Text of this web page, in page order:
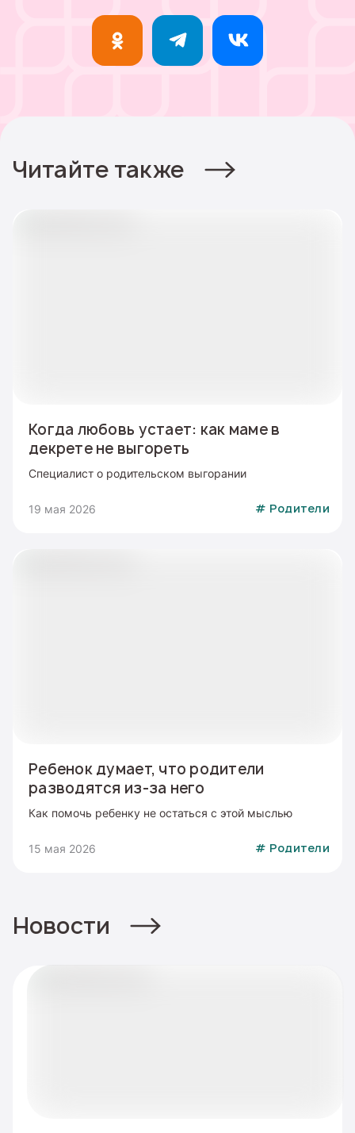
Читайте также
Когда любовь устает: как маме в
декрете не выгореть
Специалист о родительском выгорании
19 мая 2026 # Родители
Ребенок думает, что родители
разводятся из-за него
Как помочь ребенку не остаться с этой мыслью
15 мая 2026 # Родители
Новости